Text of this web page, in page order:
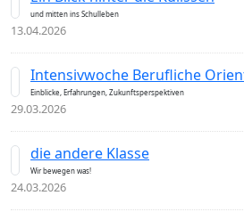
und mitten ins Schulleben
13.04.2026
Intensivwoche Berufliche
Einblicke, Erfahrungen, Zukunftsperspektiven
29.03.2026
die andere Klasse
Wir bewegen was!
24.03.2026